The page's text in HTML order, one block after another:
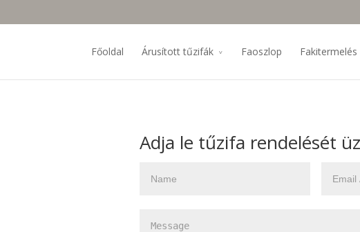
Főoldal Árusított tűzifák Faoszlop Fakitermelés
Adja le tűzifa rendelését